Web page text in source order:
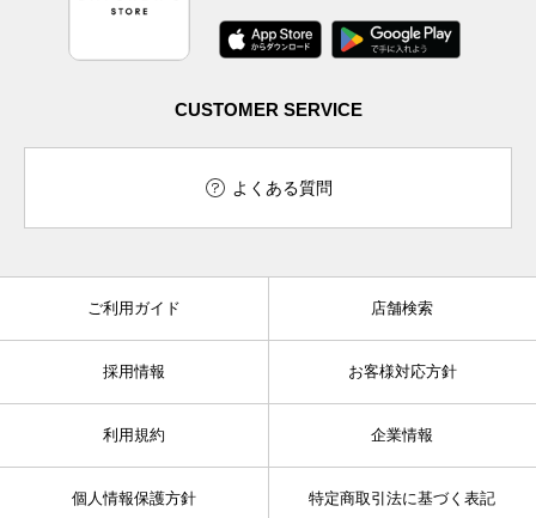
CUSTOMER SERVICE
よくある質問
ご利用ガイド 店舗検索
採用情報 お客様対応方針
利用規約 企業情報
個人情報保護方針 特定商取引法に基づく表記